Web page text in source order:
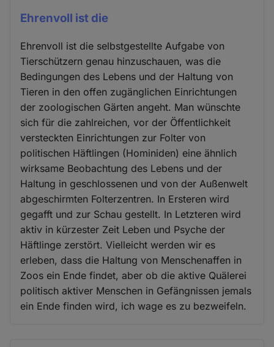
Ehrenvoll ist die
Ehrenvoll ist die selbstgestellte Aufgabe von
Tierschützern genau hinzuschauen, was die
Bedingungen des Lebens und der Haltung von
Tieren in den offen zugänglichen Einrichtungen
der zoologischen Gärten angeht. Man wünschte
sich für die zahlreichen, vor der Öffentlichkeit
versteckten Einrichtungen zur Folter von
politischen Häftlingen (Hominiden) eine ähnlich
wirksame Beobachtung des Lebens und der
Haltung in geschlossenen und von der Außenwelt
abgeschirmten Folterzentren. In Ersteren wird
gegafft und zur Schau gestellt. In Letzteren wird
aktiv in kürzester Zeit Leben und Psyche der
Häftlinge zerstört. Vielleicht werden wir es
erleben, dass die Haltung von Menschenaffen in
Zoos ein Ende findet, aber ob die aktive Quälerei
politisch aktiver Menschen in Gefängnissen jemals
ein Ende finden wird, ich wage es zu bezweifeln.